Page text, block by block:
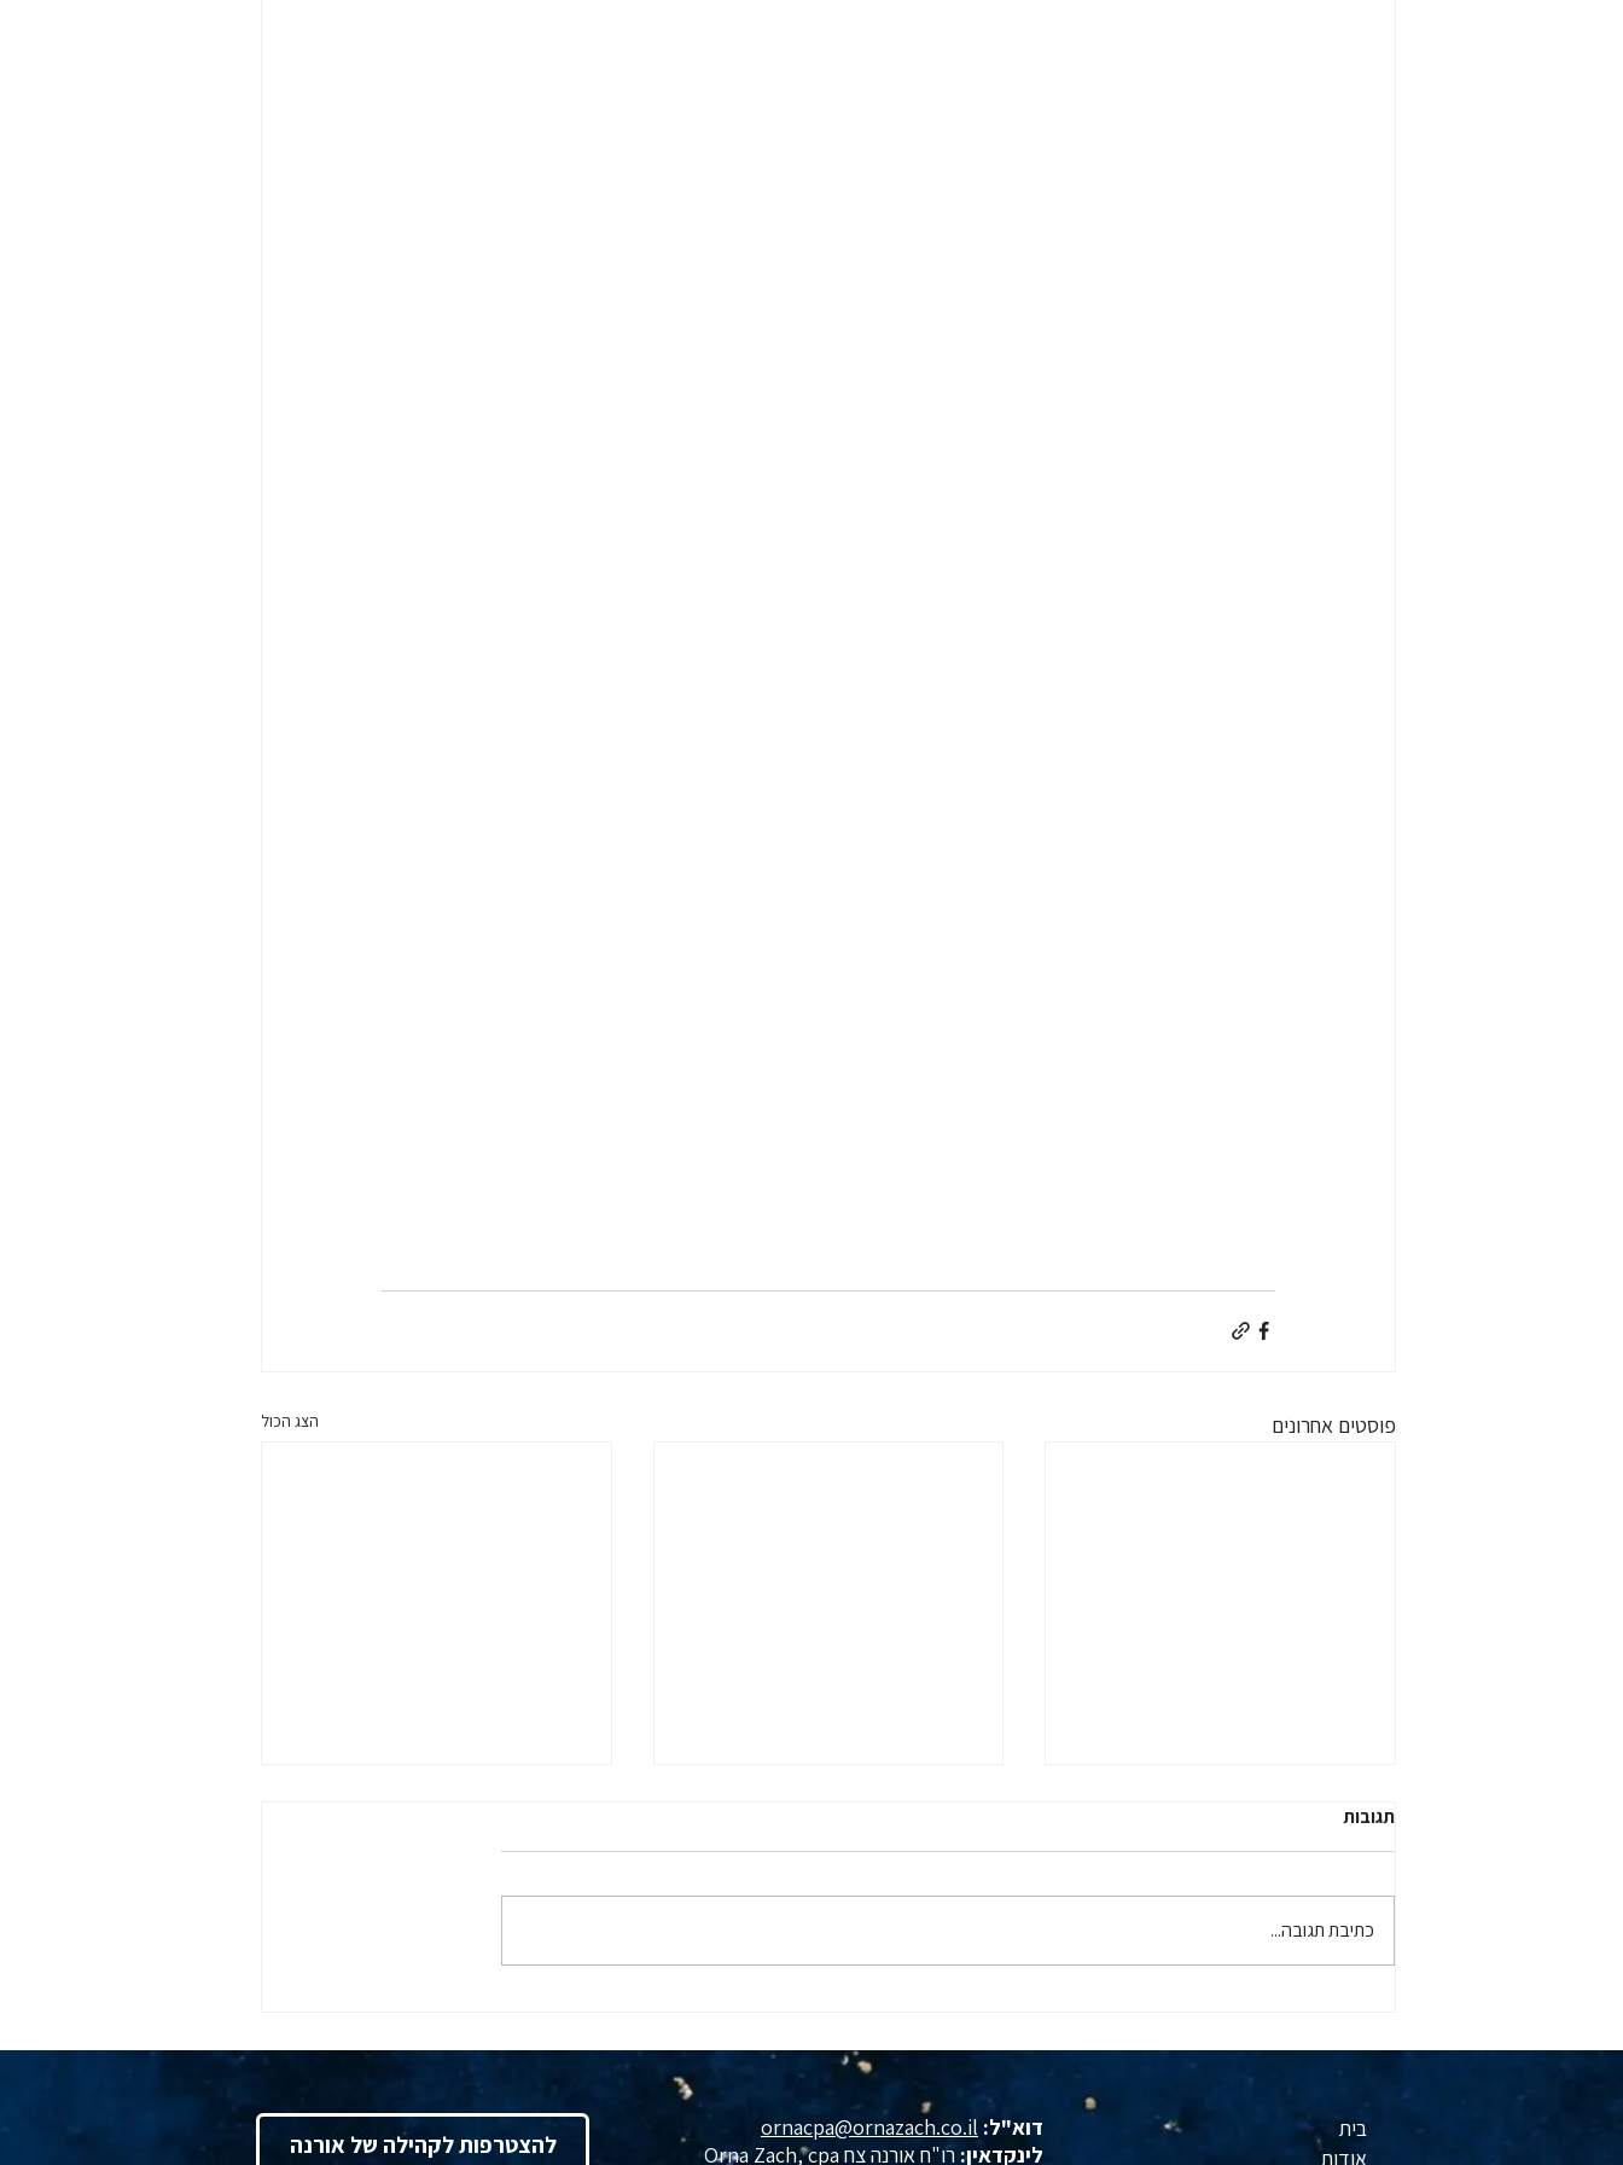
פוסטים אחרונים הצג הכול
הארי" ללקוחות מלם שכר פלוס
אורנה צח
שנערך ביום 10.12.25
תגובות
כתיבת תגובה...
להצטרפות לקהילה של אורנה
דוא"ל: ornacpa@ornazach.co.il
לינקדאין: רו"ח אורנה צח Orna Zach, cpa‏
בית
אודות